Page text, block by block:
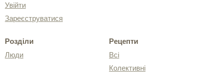
Увійти
Зареєструватися
Розділи
Люди
Рецепти
Всі
Колективні